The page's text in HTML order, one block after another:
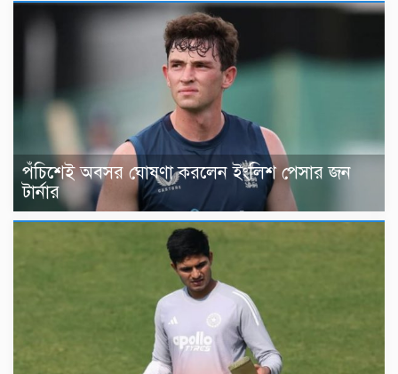
পঁচিশেই অবসর ঘোষণা করলেন ইংলিশ পেসার জন
টার্নার